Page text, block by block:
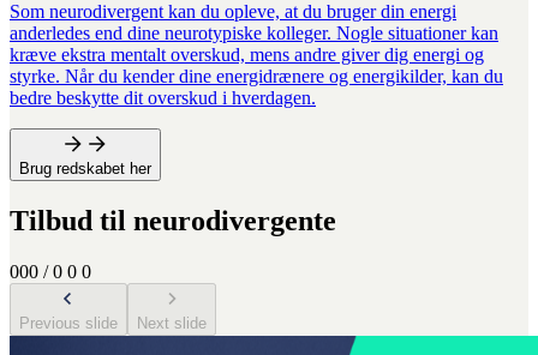
Som neurodivergent kan du opleve, at du bruger din energi
anderledes end dine neurotypiske kolleger. Nogle situationer kan
kræve ekstra mentalt overskud, mens andre giver dig energi og
styrke. Når du kender dine energidrænere og energikilder, kan du
bedre beskytte dit overskud i hverdagen.
Brug redskabet her
Tilbud til neurodivergente
000 / 0 0 0
Previous slide Next slide